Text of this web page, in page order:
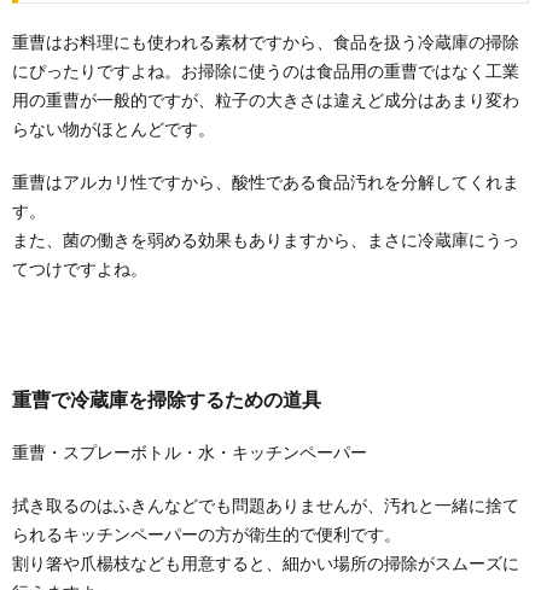
ばその人の性格がわかる
お付き合いをして初めて男性の部屋を訪れた時、あま
りにも部屋が綺麗で整理整頓されていると、「きっち
りし...
【おすすめ洋服収納術】たたみかたを変え
家族が多いと洋服も増えてしまいますが、クローゼッ
トがあっても収納ケースを使っていてもうまく収納で
『ヘドロ』汚れを除去しなければなりません。 ...
重曹はお料理にも使われる素材ですから、食品を扱う冷蔵庫の掃除
にぴったりですよね。お掃除に使うのは食品用の重曹ではなく工業
用の重曹が一般的ですが、粒子の大きさは違えど成分はあまり変わ
らない物がほとんどです。
重曹はアルカリ性ですから、酸性である食品汚れを分解してくれま
す。
また、菌の働きを弱める効果もありますから、まさに冷蔵庫にうっ
てつけですよね。
重曹で冷蔵庫を掃除するための道具
重曹・スプレーボトル・水・キッチンペーパー
拭き取るのはふきんなどでも問題ありませんが、汚れと一緒に捨て
られるキッチンペーパーの方が衛生的で便利です。
割り箸や爪楊枝なども用意すると、細かい場所の掃除がスムーズに